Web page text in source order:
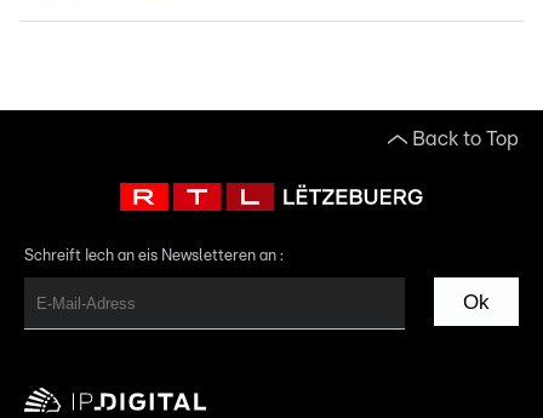
Back to Top
Schreift Iech an eis Newsletteren an :
Ok